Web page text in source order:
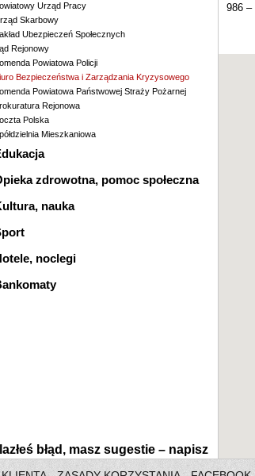
Urząd Pracy
Skarbowy
Ubezpieczeń Społecznych
Rejonowy
Powiatowa Policji
Bezpieczeństwa i Zarządzania Kryzysowego
Powiatowa Państwowej Straży Pożarnej
Rejonowa
Polska
Mieszkaniowa
zdrowotna, pomoc społeczna
nauka
noclegi
błąd, masz sugestie – napisz
986 –